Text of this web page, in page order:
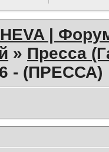
|
» Пресса
- (ПРЕССА)